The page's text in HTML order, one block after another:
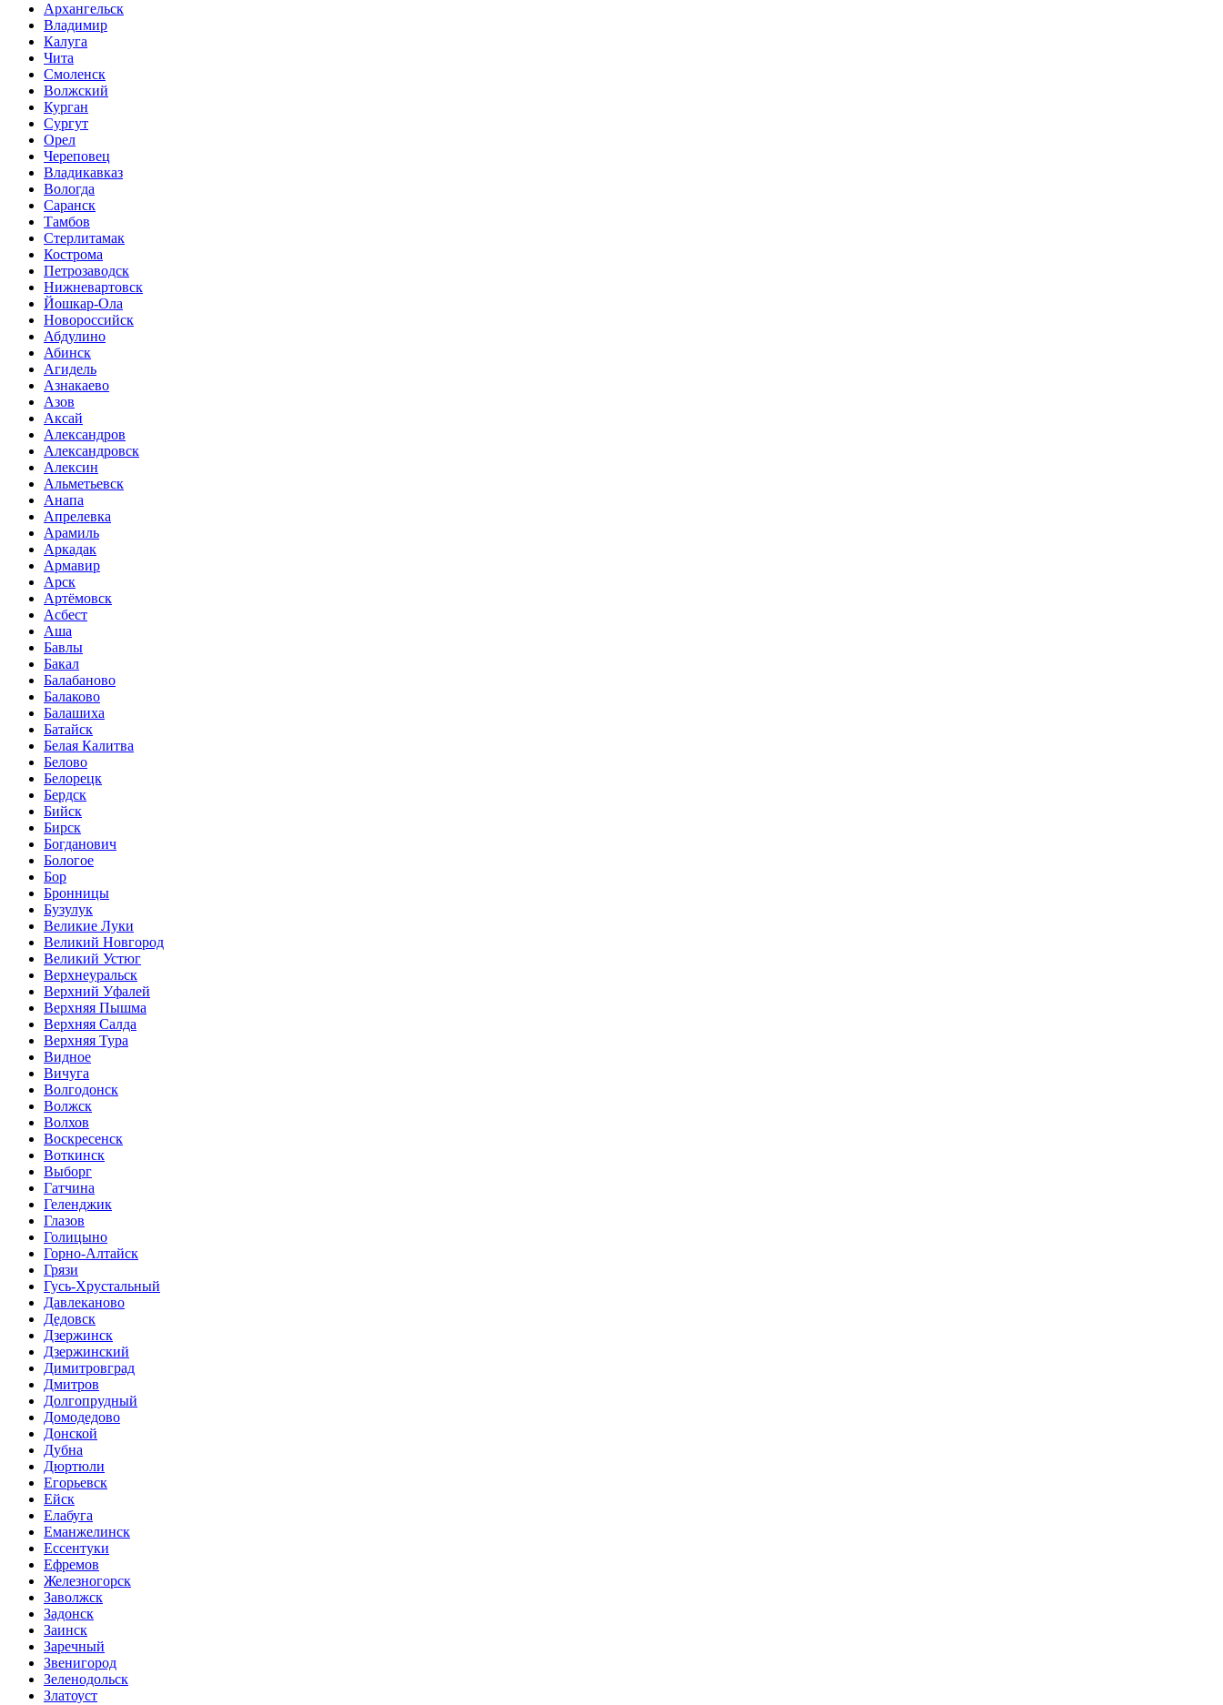
Архангельск
Владимир
Калуга
Чита
Смоленск
Волжский
Курган
Сургут
Орел
Череповец
Владикавказ
Вологда
Саранск
Тамбов
Стерлитамак
Кострома
Петрозаводск
Нижневартовск
Йошкар-Ола
Новороссийск
Абдулино
Абинск
Агидель
Азнакаево
Азов
Аксай
Александров
Александровск
Алексин
Альметьевск
Анапа
Апрелевка
Арамиль
Аркадак
Армавир
Арск
Артёмовск
Асбест
Аша
Бавлы
Бакал
Балабаново
Балаково
Балашиха
Батайск
Белая Калитва
Белово
Белорецк
Бердск
Бийск
Бирск
Богданович
Бологое
Бор
Бронницы
Бузулук
Великие Луки
Великий Новгород
Великий Устюг
Верхнеуральск
Верхний Уфалей
Верхняя Пышма
Верхняя Салда
Верхняя Тура
Видное
Вичуга
Волгодонск
Волжск
Волхов
Воскресенск
Воткинск
Выборг
Гатчина
Геленджик
Глазов
Голицыно
Горно-Алтайск
Грязи
Гусь-Хрустальный
Давлеканово
Дедовск
Дзержинск
Дзержинский
Димитровград
Дмитров
Долгопрудный
Домодедово
Донской
Дубна
Дюртюли
Егорьевск
Ейск
Елабуга
Еманжелинск
Ессентуки
Ефремов
Железногорск
Заволжск
Задонск
Заинск
Заречный
Звенигород
Зеленодольск
Златоуст